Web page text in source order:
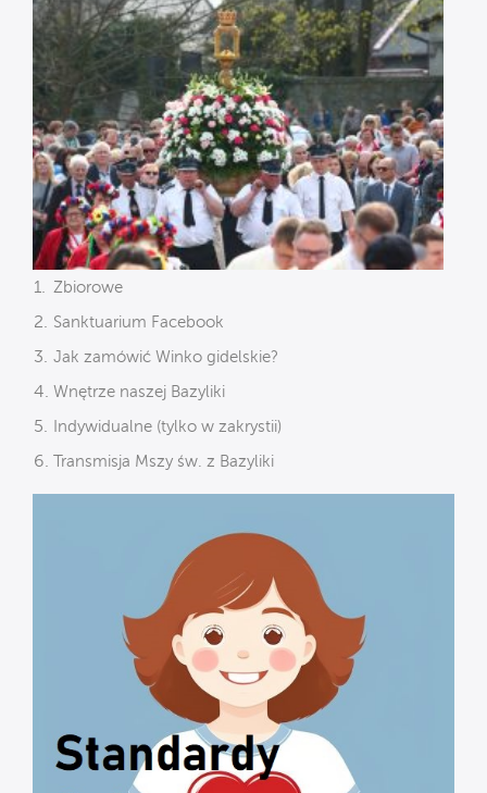
Zbiorowe
Sanktuarium Facebook
Jak zamówić Winko gidelskie?
Wnętrze naszej Bazyliki
Indywidualne (tylko w zakrystii)
Transmisja Mszy św. z Bazyliki